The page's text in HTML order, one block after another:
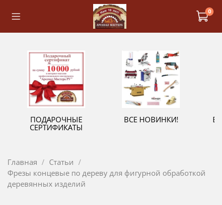
0
ПОДАРОЧНЫЕ
СЕРТИФИКАТЫ
ВСЕ НОВИНКИ!
Главная
Статьи
Фрезы концевые по дереву для фигурной обработкой
деревянных изделий